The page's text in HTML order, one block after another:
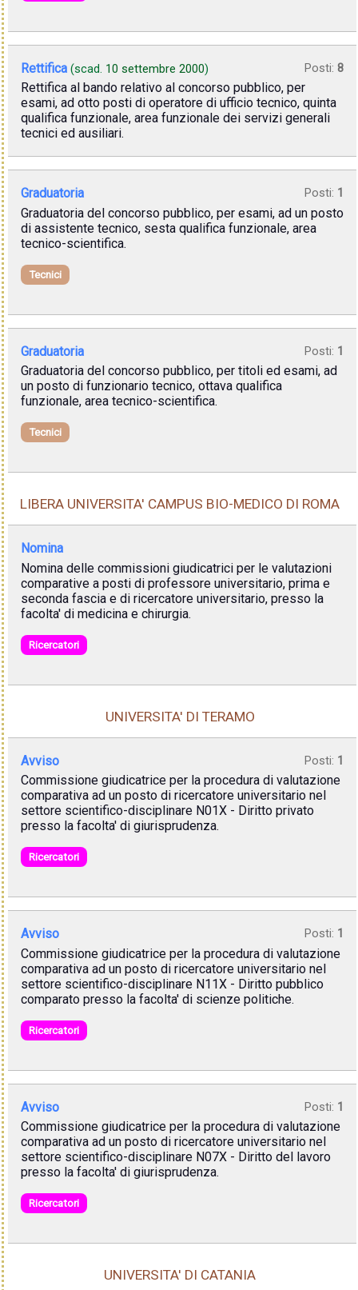
Rettifica (scad. 10 settembre 2000) Posti: 8
Rettifica al bando relativo al concorso pubblico, per
esami, ad otto posti di operatore di ufficio tecnico, quinta
qualifica funzionale, area funzionale dei servizi generali
tecnici ed ausiliari.
Graduatoria Posti: 1
Graduatoria del concorso pubblico, per esami, ad un posto
di assistente tecnico, sesta qualifica funzionale, area
tecnico-scientifica.
Tecnici
Graduatoria Posti: 1
Graduatoria del concorso pubblico, per titoli ed esami, ad
un posto di funzionario tecnico, ottava qualifica
funzionale, area tecnico-scientifica.
Tecnici
LIBERA UNIVERSITA' CAMPUS BIO-MEDICO DI ROMA
Nomina
Nomina delle commissioni giudicatrici per le valutazioni
comparative a posti di professore universitario, prima e
seconda fascia e di ricercatore universitario, presso la
facolta' di medicina e chirurgia.
Ricercatori
UNIVERSITA' DI TERAMO
Avviso Posti: 1
Commissione giudicatrice per la procedura di valutazione
comparativa ad un posto di ricercatore universitario nel
settore scientifico-disciplinare N01X - Diritto privato
presso la facolta' di giurisprudenza.
Ricercatori
Avviso Posti: 1
Commissione giudicatrice per la procedura di valutazione
comparativa ad un posto di ricercatore universitario nel
settore scientifico-disciplinare N11X - Diritto pubblico
comparato presso la facolta' di scienze politiche.
Ricercatori
Avviso Posti: 1
Commissione giudicatrice per la procedura di valutazione
comparativa ad un posto di ricercatore universitario nel
settore scientifico-disciplinare N07X - Diritto del lavoro
presso la facolta' di giurisprudenza.
Ricercatori
UNIVERSITA' DI CATANIA